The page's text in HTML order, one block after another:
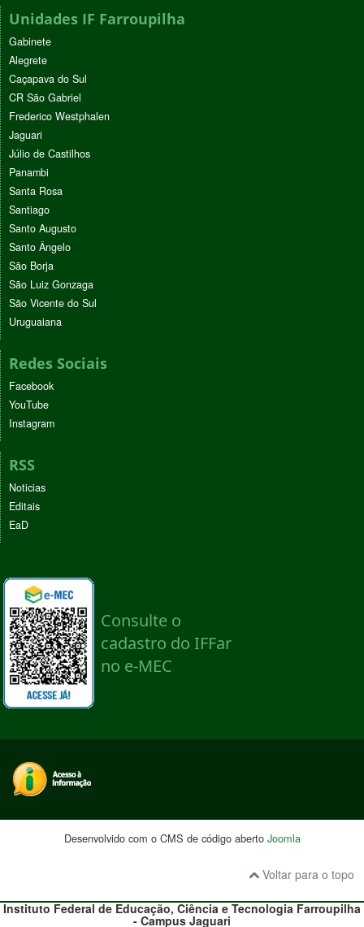
Unidades IF Farroupilha
Gabinete
Alegrete
Caçapava do Sul
CR São Gabriel
Frederico Westphalen
Jaguari
Júlio de Castilhos
Panambi
Santa Rosa
Santiago
Santo Augusto
Santo Ângelo
São Borja
São Luiz Gonzaga
São Vicente do Sul
Uruguaiana
Redes Sociais
Facebook
YouTube
Instagram
RSS
Noticias
Editais
EaD
Desenvolvido com o CMS de código aberto Joomla
Voltar para o topo
Instituto Federal de Educação, Ciência e TecnologiaFarroupilha
- Campus Jaguari